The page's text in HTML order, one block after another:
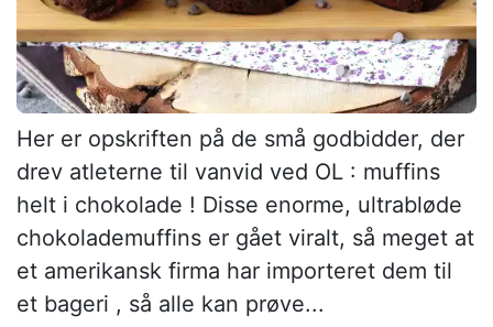
Her er opskriften på de små godbidder, der
drev atleterne til vanvid ved OL : muffins
helt i chokolade ! Disse enorme, ultrabløde
chokolademuffins er gået viralt, så meget at
et amerikansk firma har importeret dem til
et bageri , så alle kan prøve...